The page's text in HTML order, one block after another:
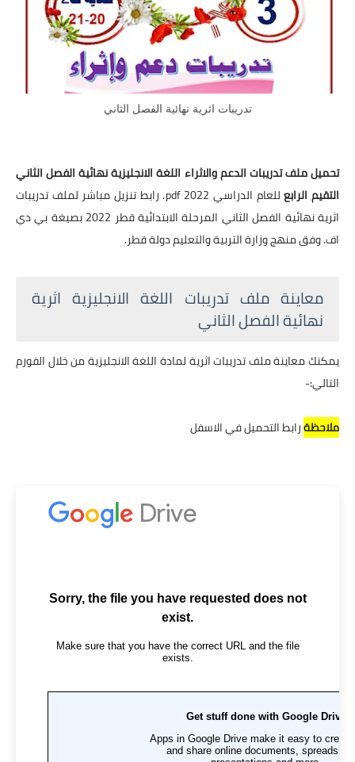
تدريبات اثرية نهائية الفصل الثاني
تحميل ملف تدريبات الدعم والاثراء اللغة الانجليزية نهائية الفصل الثاني
التقيم الرابع
للعام الدراسي 2022 pdf. رابط تنزيل مباشر لملف تدريبات
اثرية نهائية الفصل الثاني المرحلة الابتدائية قطر 2022 بصيغة بي دي
اف. وفق منهج وزارة التربية والتعليم دولة قطر.
معاينة ملف تدريبات اللغة الانجليزية اثرية
نهائية الفصل الثاني
يمكنك معاينة ملف تدريبات اثرية لمادة اللغة الانجليزية من خلال الفورم
التالي:-
ملاحظةرابط التحميل في الاسفل